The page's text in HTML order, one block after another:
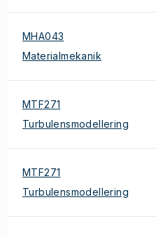
MHA043
Materialmekanik
MTF271
Turbulensmodellering
MTF271
Turbulensmodellering